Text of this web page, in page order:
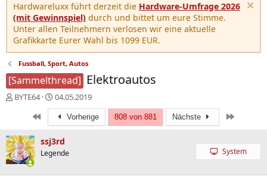
Hardwareluxx führt derzeit die Hardware-Umfrage 2026
(mit Gewinnspiel) durch und bittet um eure Stimme.
Unter allen Teilnehmern verlosen wir eine aktuelle
Grafikkarte Eurer Wahl bis 1099 EUR.
Fussball, Sport, Autos
[Sammelthread] Elektroautos
E
e
l
l
BYTE64
E
r
t
e
l
04.05.2019
Erste Vorherige 808 von 881 Nächste
ssj3rd
Legende System